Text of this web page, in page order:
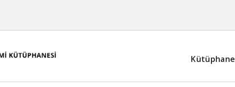
Kütüphane